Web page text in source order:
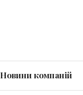
Новини компаній